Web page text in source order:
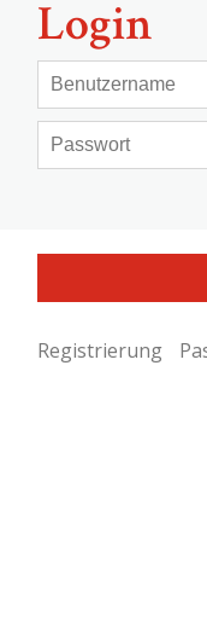
Login
Registrierung